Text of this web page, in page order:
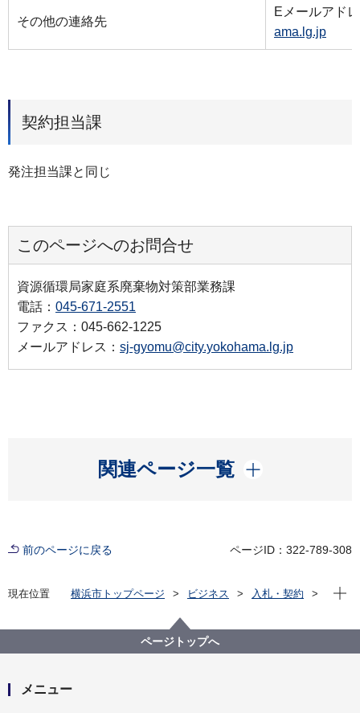
その他の連絡先
Eメールアド
ama.lg.jp
契約担当課
発注担当課と同じ
このページへのお問合せ
資源循環局家庭系廃棄物対策部業務課
電話： 045-671-2551
ファクス：045-662-1225
メールアドレス： sj-gyomu@city.yokohama.lg.jp
関連ページ一覧
開く
前のページに戻る ページID：322-789-308
現在位置 横浜市トップページ ビジネス
入札・契約
【入札結果掲載】粗大ごみ収集運搬業務委託（南部地
区）
現在
ページトップへ
メニュー